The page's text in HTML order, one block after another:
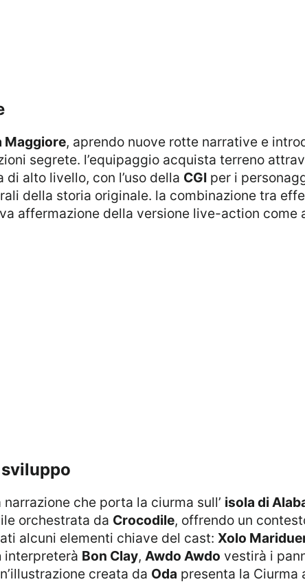
Maggiore, aprendo nuove rotte narrative e
segrete. l’equipaggio acquista terreno
alto livello, con l’uso della CGIper i
della storia originale. la combinazione tra
affermazione della versione live-action come
che porta la ciurma sull’ isola di
orchestrata da Crocodile, offrendo un
alcuni elementi chiave del cast: Xolo
interpreterà Bon Clay, Awdo Awdo vestirà i
creata da Oda presenta la Ciurma